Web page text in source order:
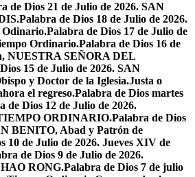
de Dios 21 de Julio de 2026. SAN
Palabra de Dios 18 de Julio de 2026.
Odinario.Palabra de Dios 17 de Julio de
Ordinario.Palabra de Dios 16 de
NUESTRA SEÑORA DEL
15 de Julio de 2026. SAN
y Doctor de la Iglesia.Justa o
el regreso.Palabra de Dios martes
de Dios 12 de Julio de 2026.
ORDINARIO.Palabra de Dios
BENITO, Abad y Patrón de
10 de Julio de 2026. Jueves XIV de
de Dios 9 de Julio de 2026.
RONG.Palabra de Dios 7 de julio